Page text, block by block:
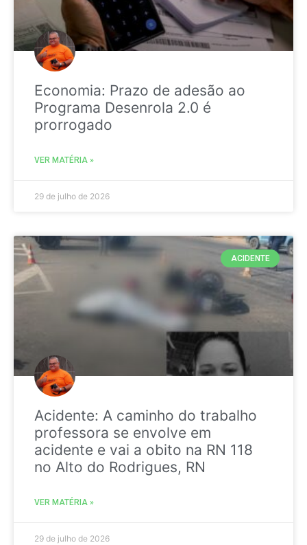
Economia: Prazo de adesão ao
Programa Desenrola 2.0 é
prorrogado
VER MATÉRIA »
29 de julho de 2026
ACIDENTE
Acidente: A caminho do trabalho
professora se envolve em
acidente e vai a obito na RN 118
no Alto do Rodrigues, RN
VER MATÉRIA »
29 de julho de 2026